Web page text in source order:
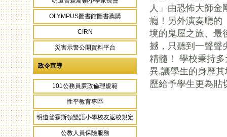
OLYMPUS圖書館圖書薦購
CIRN
災害示警公開資料平台
政令宣導
101公務員廉政倫理規範
性平教育專區
明道普霖斯頓雙語小學校友返校規定
公教人員保險服務
人」由恐怖大師
癮！另外演奏廳的
境的鬼屋之旅、最
撼，只聽到一聲聲
精髓！ 學校秉持
異,讓學生的身歷
歷給予學生更為貼